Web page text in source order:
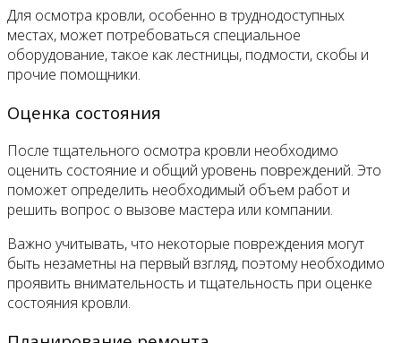
Для осмотра кровли, особенно в труднодоступных
местах, может потребоваться специальное
оборудование, такое как лестницы, подмости, скобы и
прочие помощники.
Оценка состояния
После тщательного осмотра кровли необходимо
оценить состояние и общий уровень повреждений. Это
поможет определить необходимый объем работ и
решить вопрос о вызове мастера или компании.
Важно учитывать, что некоторые повреждения могут
быть незаметны на первый взгляд, поэтому необходимо
проявить внимательность и тщательность при оценке
состояния кровли.